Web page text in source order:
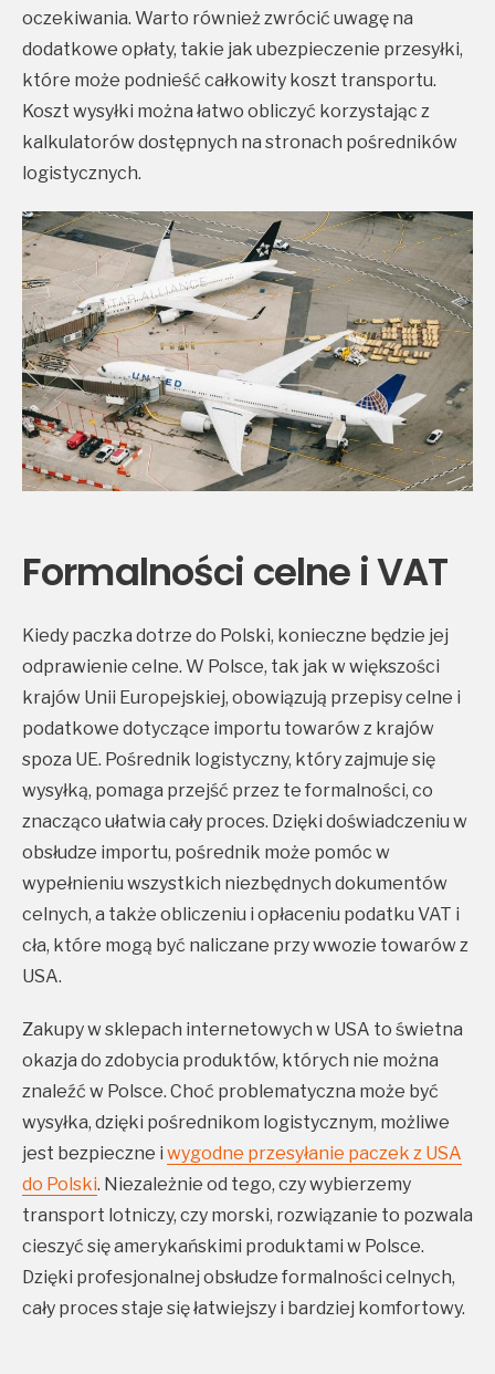
oczekiwania. Warto również zwrócić uwagę na
dodatkowe opłaty, takie jak ubezpieczenie przesyłki,
które może podnieść całkowity koszt transportu.
Koszt wysyłki można łatwo obliczyć korzystając z
kalkulatorów dostępnych na stronach pośredników
logistycznych.
Formalności celne i VAT
Kiedy paczka dotrze do Polski, konieczne będzie jej
odprawienie celne. W Polsce, tak jak w większości
krajów Unii Europejskiej, obowiązują przepisy celne i
podatkowe dotyczące importu towarów z krajów
spoza UE. Pośrednik logistyczny, który zajmuje się
wysyłką, pomaga przejść przez te formalności, co
znacząco ułatwia cały proces. Dzięki doświadczeniu w
obsłudze importu, pośrednik może pomóc w
wypełnieniu wszystkich niezbędnych dokumentów
celnych, a także obliczeniu i opłaceniu podatku VAT i
cła, które mogą być naliczane przy wwozie towarów z
USA.
Zakupy w sklepach internetowych w USA to świetna
okazja do zdobycia produktów, których nie można
znaleźć w Polsce. Choć problematyczna może być
wysyłka, dzięki pośrednikom logistycznym, możliwe
jest bezpieczne i wygodne przesyłanie paczek z USA
do Polski. Niezależnie od tego, czy wybierzemy
transport lotniczy, czy morski, rozwiązanie to pozwala
cieszyć się amerykańskimi produktami w Polsce.
Dzięki profesjonalnej obsłudze formalności celnych,
cały proces staje się łatwiejszy i bardziej komfortowy.